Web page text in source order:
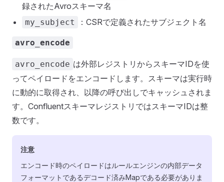
録されたAvroスキーマ名
my_subject ：CSRで定義されたサブジェクト名
avro_encode
avro_encode は外部レジストリからスキーマIDを使
ってペイロードをエンコードします。スキーマは実行時
に動的に取得され、以降の呼び出しでキャッシュされま
す。ConfluentスキーマレジストリではスキーマIDは整
数です。
注意
エンコード時のペイロードはルールエンジンの内部データ
フォーマットであるデコード済みMapである必要がありま